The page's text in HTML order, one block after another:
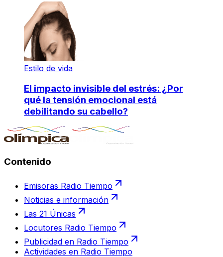
Estilo de vida
El impacto invisible del estrés: ¿Por
qué la tensión emocional está
debilitando su cabello?
Contenido
Emisoras Radio Tiempo
Noticias e información
Las 21 Únicas
Locutores Radio Tiempo
Publicidad en Radio Tiempo
Actividades en Radio Tiempo